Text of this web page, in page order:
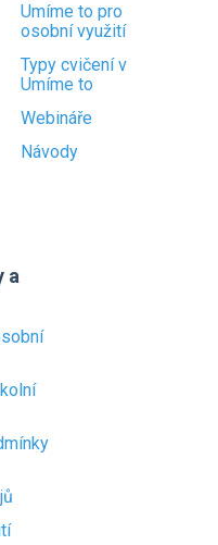
Umíme to pro
osobní využití
Typy cvičení v
Umíme to
Webináře
Návody
a